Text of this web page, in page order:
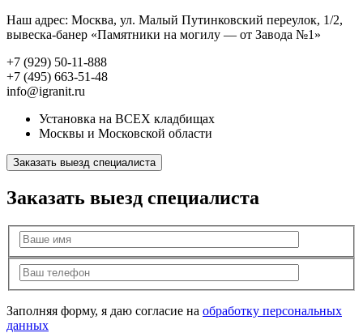
Наш адрес: Москва, ул. Малый Путинковский переулок, 1/2,
вывеска-банер «Памятники на могилу — от Завода №1»
+7 (929) 50-11-888
+7 (495) 663-51-48
info@igranit.ru
Установка на ВСЕХ кладбищах
Москвы и Московской области
Заказать выезд специалиста
Заказать выезд специалиста
Заполняя форму, я даю согласие на обработку персональных
данных